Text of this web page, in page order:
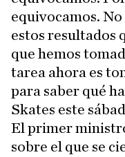
equivocamos.
estos resultados
que hemos
tarea ahora es
para saber qué
Skates este
El primer
sobre el que se